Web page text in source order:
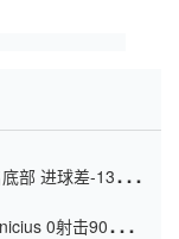
部 进球差-13令人
0射击90分钟